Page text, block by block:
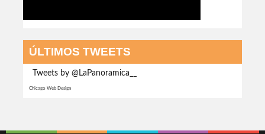
ÚLTIMOS TWEETS
Tweets by @LaPanoramica__
Chicago Web Design